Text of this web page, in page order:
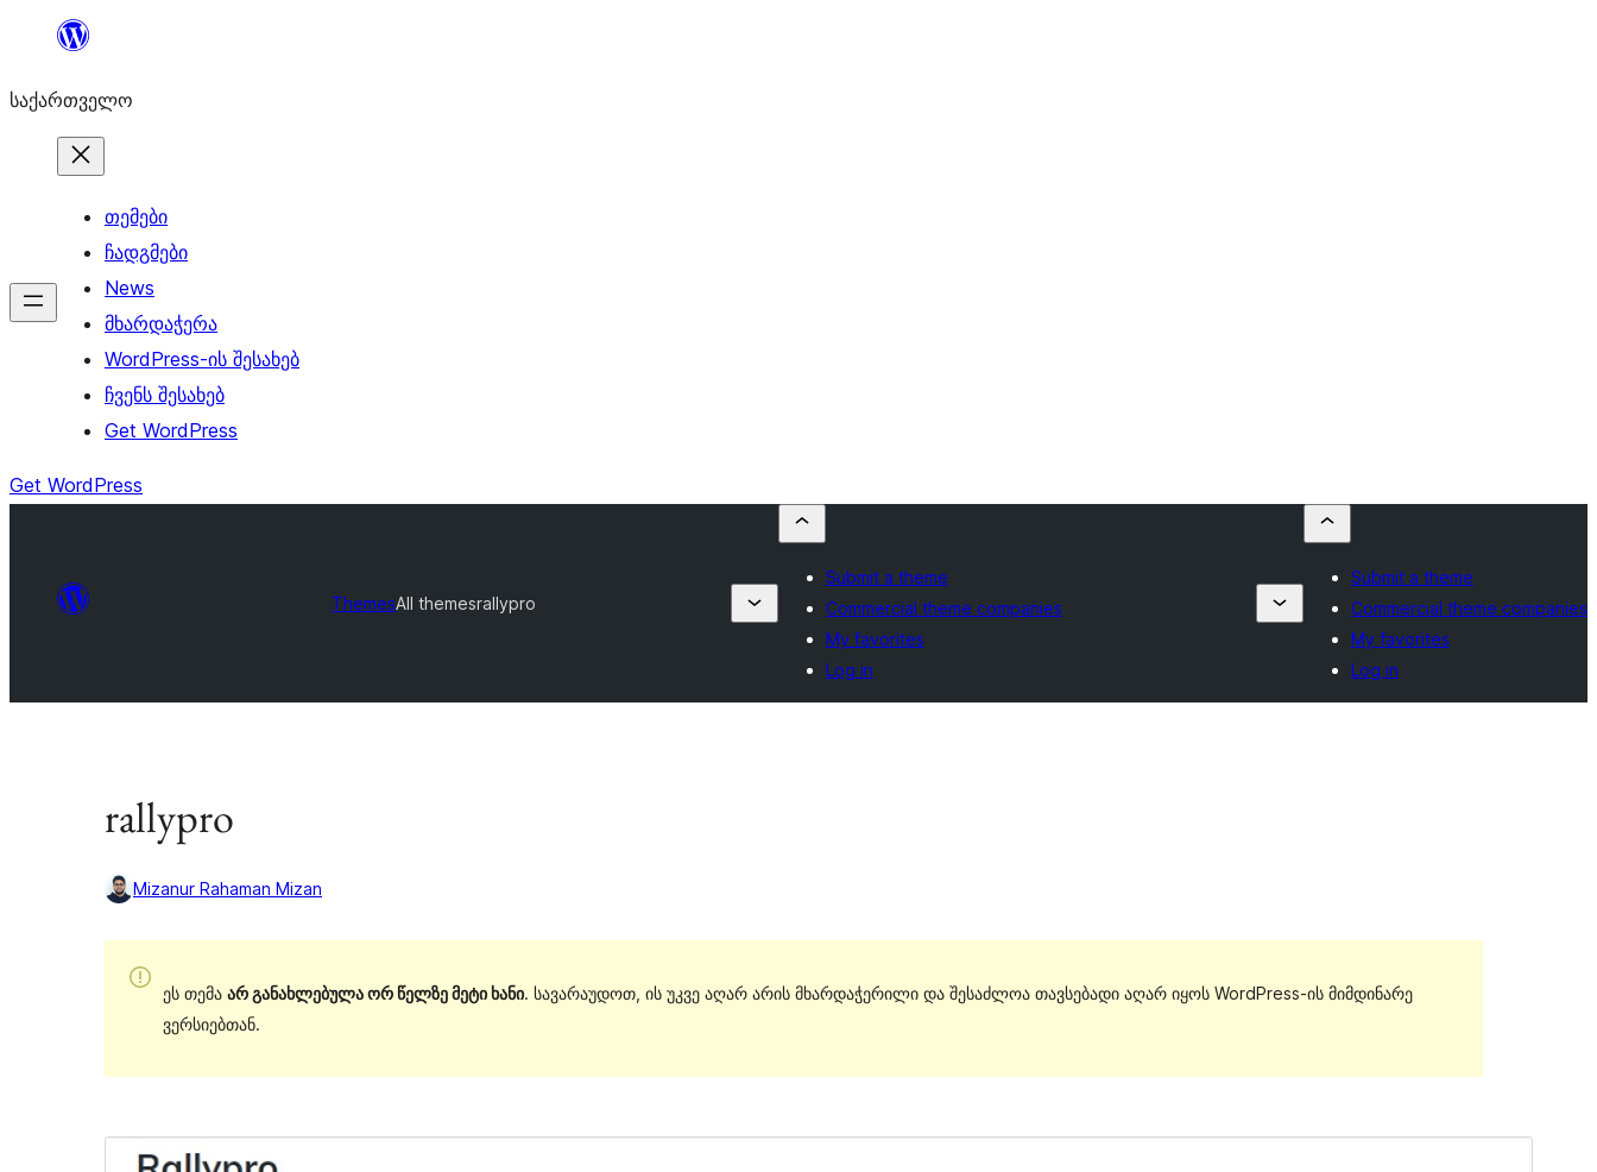
შიგთავსზე
საქართველო
თემები
ჩადგმები
News
მხარდაჭერა
WordPress-ის შესახებ
ჩვენს შესახებ
Get WordPress
Get WordPress
ThemesAll themesrallypro
Submit a theme
Commercial theme companies
My favorites
Log in
Submit a theme
Commercial theme companies
My favorites
Log in
rallypro
Mizanur Rahaman Mizan
ეს თემა არ განახლებულა ორ წელზე მეტი ხანი. სავარაუდოთ, ის უკვე აღარ არის მხარდაჭერილი და შესაძლოა თავსებადი აღარ იყოს WordPress-ის მიმდინარე
ვერსიებთან.